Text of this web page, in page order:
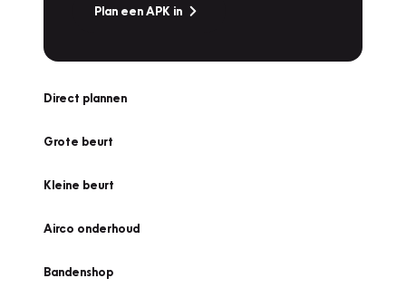
Plan een APK in
Direct plannen
Grote beurt
Kleine beurt
Airco onderhoud
Bandenshop